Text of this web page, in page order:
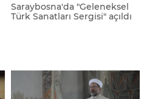
Saraybosna'da "Geleneksel
Türk Sanatları Sergisi" açıldı